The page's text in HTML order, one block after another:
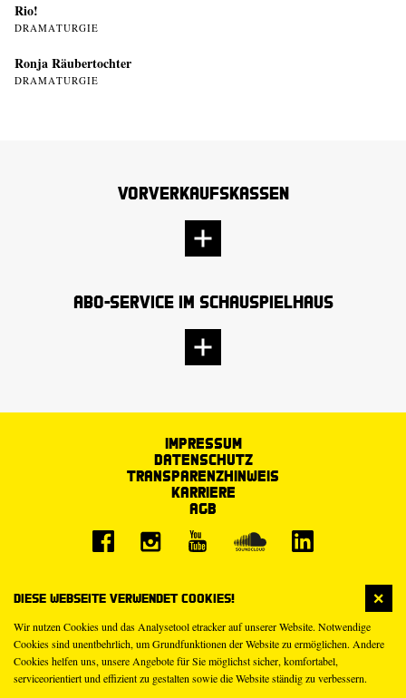
Diese Webseite verwendet Cookies!
Wir nutzen Cookies und das Analysetool etracker auf unserer Website. Notwendige
Cookies sind unentbehrlich, um Grundfunktionen der Website zu ermöglichen. Andere
Cookies helfen uns, unsere Angebote für Sie möglichst sicher, komfortabel,
serviceorientiert und effizient zu gestalten sowie die Website ständig zu verbessern.
Rio!
DRAMATURGIE
Ronja Räubertochter
DRAMATURGIE
Vorverkaufskassen
Abo-Service im Schauspielhaus
Impressum
Datenschutz
Transparenzhinweis
Karriere
AGB